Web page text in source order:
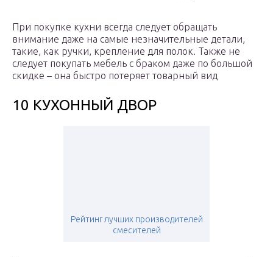
При покупке кухни всегда следует обращать
внимание даже на самые незначительные детали,
такие, как ручки, крепление для полок. Также не
следует покупать мебель с браком даже по большой
скидке – она быстро потеряет товарный вид
10 КУХОННЫЙ ДВОР
Рейтинг лучших производителей
смесителей